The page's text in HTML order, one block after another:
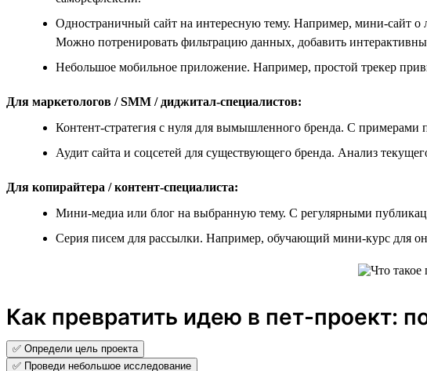
Одностраничный сайт на интересную тему. Например, мини-сайт
Можно потренировать фильтрацию данных, добавить
Небольшое мобильное приложение. Например, простой трекер
Для маркетологов / SMM / диджитал-специалистов:
Контент-стратегия с нуля для вымышленного бренда. С примерами
Аудит сайта и соцсетей для существующего бренда. Анализ
Для копирайтера / контент-специалиста:
Мини-медиа или блог на выбранную тему. С регулярными
Серия писем для рассылки. Например, обучающий мини-курс для
Как превратить идею в пет-проект:
✅ Определи цель проекта
✅ Проведи небольшое исследование